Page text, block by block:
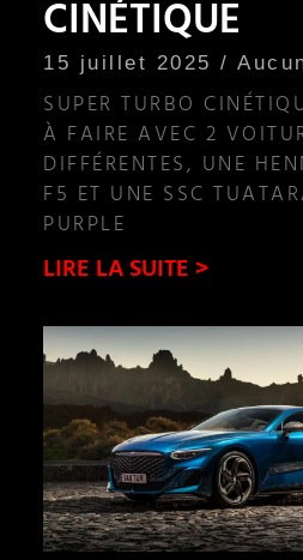
CINÉTIQUE
15 juillet 2025
SUPER TURBO
À FAIRE AVEC 2
DIFFÉRENTES, UNE
F5 ET UNE SSC
PURPLE
LIRE LA SUITE >